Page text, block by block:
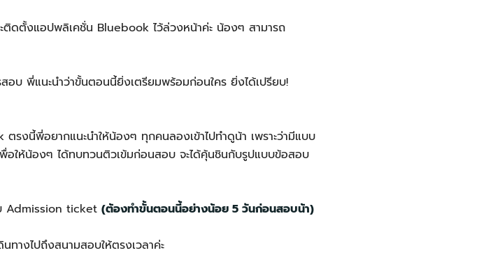
ดตั้งแอปพลิเคชั่น Bluebook ไว้ล่วงหน้าค่ะ น้องๆ สามารถ
บ พี่แนะนำว่าขั้นตอนนี้ยิ่งเตรียมพร้อมก่อนใคร ยิ่งได้เปรียบ!
นี้พี่อยากแนะนำให้น้องๆ ทุกคนลองเข้าไปทำดูน้า เพราะว่ามีแบบ
อให้น้องๆ ได้ทบทวนติวเข้มก่อนสอบ จะได้คุ้นชินกับรูปแบบข้อสอบ
Admission ticket(ต้องทำขั้นตอนนี้อย่างน้อย 5 วันก่อนสอบน้า)
างไปถึงสนามสอบให้ตรงเวลาค่ะ